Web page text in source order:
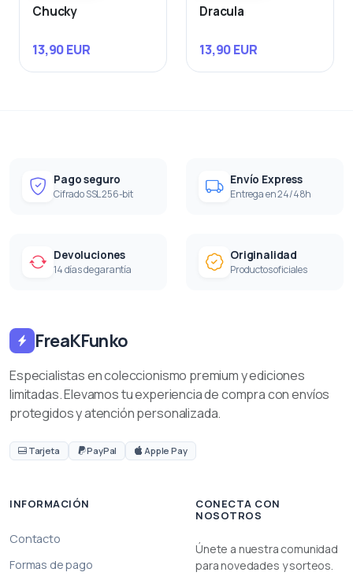
Chucky
13,90 EUR
Dracula
13,90 EUR
Pago seguro
Cifrado SSL 256-bit
Envío Express
Entrega en 24/48h
Devoluciones
14 días de garantía
Originalidad
Productos oficiales
FreaKFunko
Especialistas en coleccionismo premium y ediciones
limitadas. Elevamos tu experiencia de compra con envíos
protegidos y atención personalizada.
Tarjeta PayPal Apple Pay
INFORMACIÓN
Contacto
Formas de pago
CONECTA CON
NOSOTROS
Únete a nuestra comunidad
para novedades y sorteos.